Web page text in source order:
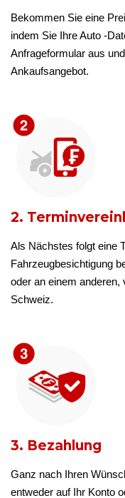
Bekommen Sie eine
indem Sie Ihre Auto -
Anfrageformular aus
Ankaufsangebot.
2.
Als Nächstes folgt eine
Fahrzeugbesichtigung
oder an einem
Schweiz.
3. Bezahlung
Ganz nach Ihren
entweder auf Ihr Konto